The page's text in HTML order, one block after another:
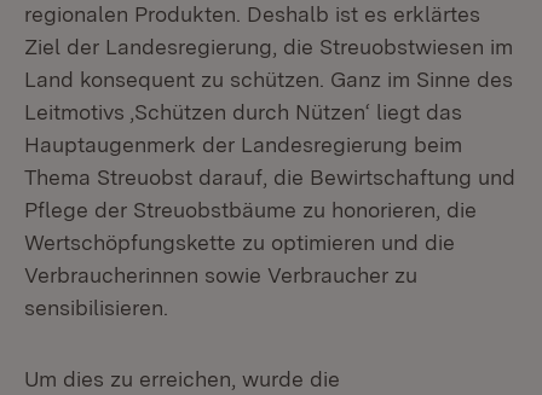
regionalen Produkten. Deshalb ist es erklärtes
Ziel der Landesregierung, die Streuobstwiesen im
Land konsequent zu schützen. Ganz im Sinne des
Leitmotivs ‚Schützen durch Nützen‘ liegt das
Hauptaugenmerk der Landesregierung beim
Thema Streuobst darauf, die Bewirtschaftung und
Pflege der Streuobstbäume zu honorieren, die
Wertschöpfungskette zu optimieren und die
Verbraucherinnen sowie Verbraucher zu
sensibilisieren.
Um dies zu erreichen, wurde die